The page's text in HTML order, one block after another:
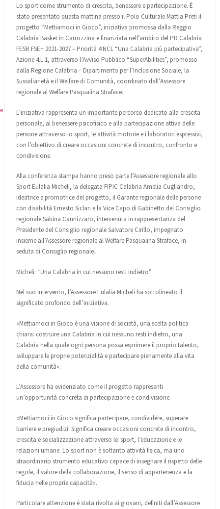
Lo sport come strumento di crescita, benessere e partecipazione. È
stato presentato questa mattina presso il Polo Culturale Mattia Preti il
progetto “Mettiamoci in Gioco”, iniziativa promossa dalla Reggio
Calabria Basket in Carrozzina e finanziata nell’ambito del PR Calabria
FESR FSE+ 2021-2027 – Priorità 4INCL “Una Calabria più partecipativa”,
Azione 4.L.1, attraverso l’Avviso Pubblico “SuperAbilities”, promosso
dalla Regione Calabria – Dipartimento per l’Inclusione Sociale, la
Sussidiarietà e il Welfare di Comunità, coordinato dall’Assessore
regionale al Welfare Pasqualina Straface.
L’iniziativa rappresenta un importante percorso dedicato alla crescita
personale, al benessere psicofisico e alla partecipazione attiva delle
persone attraverso lo sport, le attività motorie e i laboratori espressivi,
con l’obiettivo di creare occasioni concrete di incontro, confronto e
condivisione.
Alla conferenza stampa hanno preso parte l’Assessore regionale allo
Sport Eulalia Micheli, la delegata FIPIC Calabria Amelia Cugliandro,
ideatrice e promotrice del progetto, il Garante regionale delle persone
con disabilità Ernesto Siclari e la Vice Capo di Gabinetto del Consiglio
regionale Sabina Cannizzaro, intervenuta in rappresentanza del
Presidente del Consiglio regionale Salvatore Cirillo, impegnato
insieme all’Assessore regionale al Welfare Pasqualina Straface, in
seduta di Consiglio regionale.
Micheli: “Una Calabria in cui nessuno resti indietro”
Nel suo intervento, l’Assessore Eulalia Micheli ha sottolineato il
significato profondo dell’iniziativa.
«Mettiamoci in Gioco è una visione di società, una scelta politica
chiara: costruire una Calabria in cui nessuno resti indietro, una
Calabria nella quale ogni persona possa esprimere il proprio talento,
sviluppare le proprie potenzialità e partecipare pienamente alla vita
della comunità».
L’Assessore ha evidenziato come il progetto rappresenti
un’opportunità concreta di partecipazione e condivisione.
«Mettiamoci in Gioco significa partecipare, condividere, superare
barriere e pregiudizi. Significa creare occasioni concrete di incontro,
crescita e socializzazione attraverso lo sport, l’educazione e le
relazioni umane. Lo sport non è soltanto attività fisica, ma uno
straordinario strumento educativo capace di insegnare il rispetto delle
regole, il valore della collaborazione, il senso di appartenenza e la
fiducia nelle proprie capacità».
Particolare attenzione è stata rivolta ai giovani, definiti dall’Assessore